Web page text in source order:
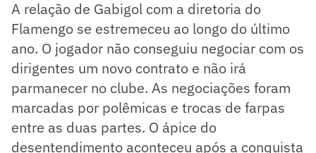
A relação de Gabigol com a diretoria do
Flamengo se estremeceu ao longo do último
ano. O jogador não conseguiu negociar com os
dirigentes um novo contrato e não irá
parmanecer no clube. As negociações foram
marcadas por polêmicas e trocas de farpas
entre as duas partes. O ápice do
desentendimento aconteceu após a conquista